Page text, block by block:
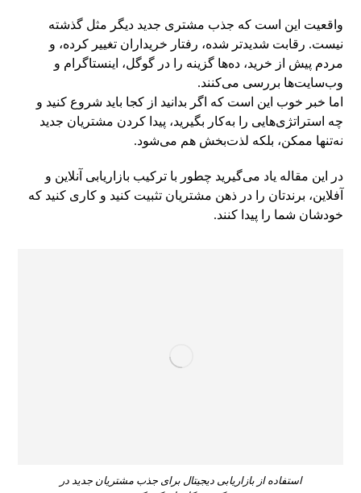
واقعیت این است که جذب مشتری جدید دیگر مثل گذشته
نیست. رقابت شدیدتر شده، رفتار خریداران تغییر کرده، و
مردم پیش از خرید، ده‌ها گزینه را در گوگل، اینستاگرام و
وب‌سایت‌ها بررسی می‌کنند.
اما خبر خوب این است که اگر بدانید از کجا باید شروع کنید و
چه استراتژی‌هایی را به‌کار بگیرید، پیدا کردن مشتریان جدید
نه‌تنها ممکن، بلکه لذت‌بخش هم می‌شود.
در این مقاله یاد می‌گیرید چطور با ترکیب بازاریابی آنلاین و
آفلاین، برندتان را در ذهن مشتریان تثبیت کنید و کاری کنید که
خودشان شما را پیدا کنند.
استفاده از بازاریابی دیجیتال برای جذب مشتریان جدید در